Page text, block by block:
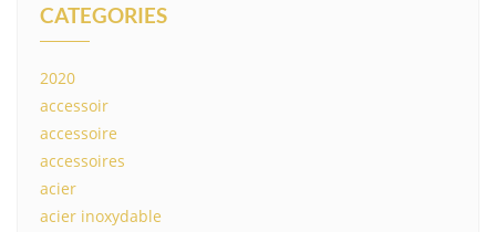
CATEGORIES
2020
accessoir
accessoire
accessoires
acier
acier inoxydable